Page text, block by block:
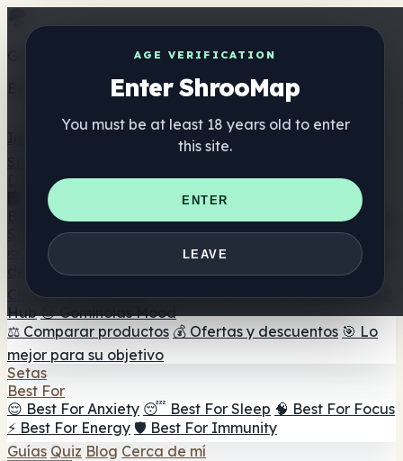
AGE VERIFICATION
Enter ShrooMap
You must be at least 18 years old to enter
this site.
ENTER
LEAVE
Get the ShrooMap app
Better than mobile web — one tap away
Directorio
🏢 Directorio de marcas
📍 Buscador de tiendas
Buscador de tiendas Smartshop
🛒 Headshops en línea
Suplementos
🍬 Gominolas de setas
💊 Cápsulas de setas
💧 Tinturas
de setas 🫙 Polvos de setas ☕ Café con setas 🍫
Chocolate con setas 💨 Mushroom Vapes 🍫 Shroom Bar
Hub 😌 Gominolas Mood
⚖️ Comparar productos 💰 Ofertas y descuentos 🎯 Lo
mejor para su objetivo
Setas
Best For
😌 Best For Anxiety 😴 Best For Sleep 🧠 Best For Focus
⚡ Best For Energy 🛡️ Best For Immunity
Guías Quiz Blog Cerca de mí